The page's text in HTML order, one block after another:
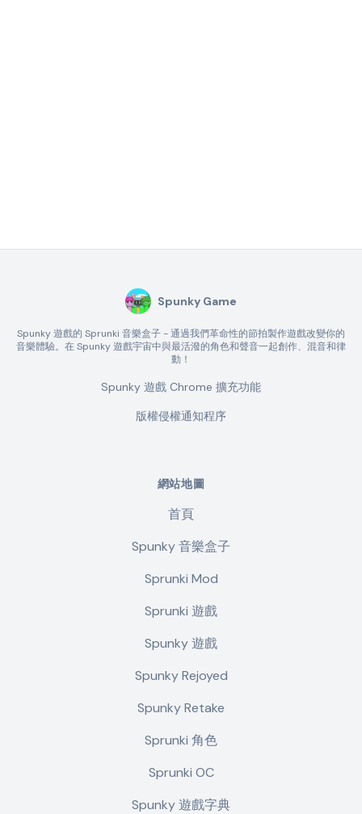
Spunky Game
Spunky 遊戲的 Sprunki 音樂盒子 - 通過我們革命性的節拍製作遊戲改變你的
音樂體驗。在 Spunky 遊戲宇宙中與最活潑的角色和聲音一起創作、混音和律
動！
Spunky 遊戲 Chrome 擴充功能
版權侵權通知程序
網站地圖
首頁
Spunky 音樂盒子
Sprunki Mod
Sprunki 遊戲
Spunky 遊戲
Spunky Rejoyed
Spunky Retake
Sprunki 角色
Sprunki OC
Spunky 遊戲字典